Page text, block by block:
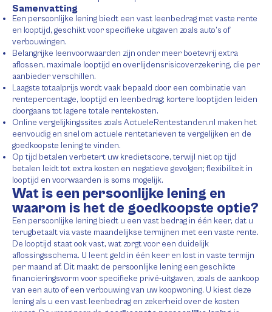
Samenvatting
Een persoonlijke lening biedt een vast leenbedrag met vaste rente
en looptijd, geschikt voor specifieke uitgaven zoals auto’s of
verbouwingen.
Belangrijke leenvoorwaarden zijn onder meer boetevrij extra
aflossen, maximale looptijd en overlijdensrisicoverzekering, die per
aanbieder verschillen.
Laagste totaalprijs wordt vaak bepaald door een combinatie van
rentepercentage, looptijd en leenbedrag; kortere looptijden leiden
doorgaans tot lagere totale rentekosten.
Online vergelijkingssites zoals ActueleRentestanden.nl maken het
eenvoudig en snel om actuele rentetarieven te vergelijken en de
goedkoopste lening te vinden.
Op tijd betalen verbetert uw kredietscore, terwijl niet op tijd
betalen leidt tot extra kosten en negatieve gevolgen; flexibiliteit in
looptijd en voorwaarden is soms mogelijk.
Wat is een persoonlijke lening en
waarom is het de goedkoopste optie?
Een persoonlijke lening biedt u een vast bedrag in één keer, dat u
terugbetaalt via vaste maandelijkse termijnen met een vaste rente.
De looptijd staat ook vast, wat zorgt voor een duidelijk
aflossingsschema. U leent geld in één keer en lost in vaste termijn
per maand af. Dit maakt de persoonlijke lening een geschikte
financieringsvorm voor specifieke privé-uitgaven, zoals de aankoop
van een auto of een verbouwing van uw koopwoning. U kiest deze
lening als u een vast leenbedrag en zekerheid over de kosten